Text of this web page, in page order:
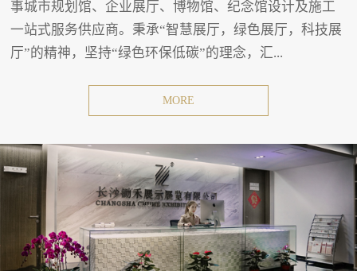
事城市规划馆、企业展厅、博物馆、纪念馆设计及施工
一站式服务供应商。秉承“智慧展厅，绿色展厅，科技展
厅”的精神，坚持“绿色环保低碳”的理念，汇...
MORE